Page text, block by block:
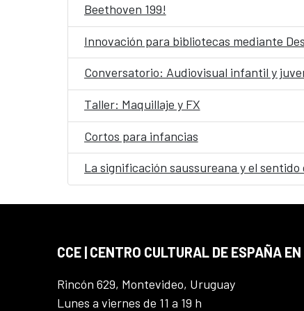
Beethoven 199!
Innovación para bibliotecas mediante
Conversatorio: Audiovisual infantil y
Taller: Maquillaje y FX
Cortos para infancias
La significación saussureana y el sentido
CCE | CENTRO CULTURAL DE ESPAÑA
Rincón 629, Montevideo, Uruguay
Lunes a viernes de 11 a 19 h